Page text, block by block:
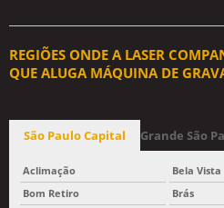
REGIÕES ONDE A LASER
QUE ALUGA MÁQUINA DE
São Paulo Capital Grande São
Aclimação
Bela Vista
Bom Retiro
Brás